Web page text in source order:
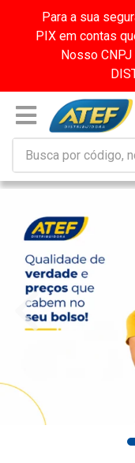
Para a sua
PIX em contas
Nosso